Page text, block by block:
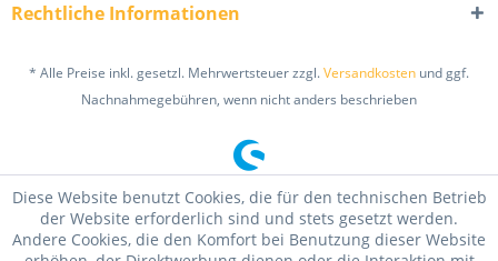
Rechtliche Informationen
* Alle Preise inkl. gesetzl. Mehrwertsteuer zzgl.Versandkosten und ggf.
Nachnahmegebühren, wenn nicht anders beschrieben
Diese Website benutzt Cookies, die für den technischen Betrieb
der Website erforderlich sind und stets gesetzt werden.
Andere Cookies, die den Komfort bei Benutzung dieser Website